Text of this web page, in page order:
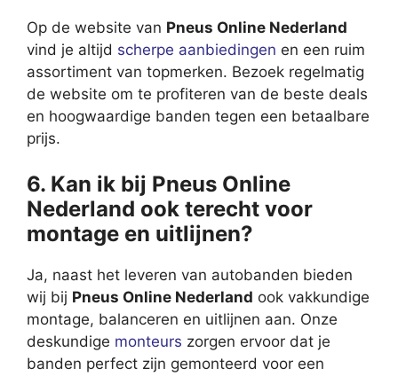
Op de website van Pneus Online Nederland
vind je altijd scherpe aanbiedingen en een ruim
assortiment van topmerken. Bezoek regelmatig
de website om te profiteren van de beste deals
en hoogwaardige banden tegen een betaalbare
prijs.
6. Kan ik bij Pneus Online
Nederland ook terecht voor
montage en uitlijnen?
Ja, naast het leveren van autobanden bieden
wij bij Pneus Online Nederland ook vakkundige
montage, balanceren en uitlijnen aan. Onze
deskundige monteurs zorgen ervoor dat je
banden perfect zijn gemonteerd voor een